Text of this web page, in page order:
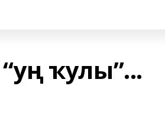
ҡулы”...